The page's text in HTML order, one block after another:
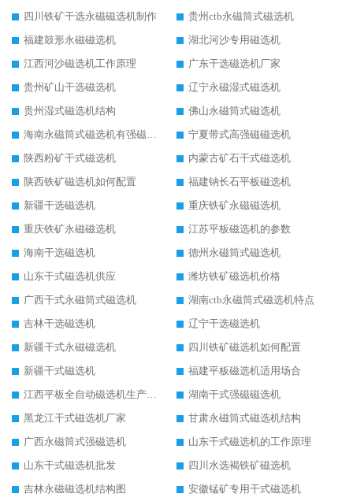
四川铁矿干选永磁磁选机制作
贵州ctb永磁筒式磁选机
福建鼓形永磁磁选机
湖北河沙专用磁选机
江西河沙磁选机工作原理
广东干选磁选机厂家
贵州矿山干选磁选机
辽宁永磁湿式磁选机
贵州湿式磁选机结构
佛山永磁筒式磁选机
海南永磁筒式磁选机有强磁的吗
宁夏带式高强磁磁选机
陕西粉矿干式磁选机
内蒙古矿石干式磁选机
陕西铁矿磁选机如何配置
福建钠长石平板磁选机
新疆干选磁选机
重庆铁矿永磁磁选机
重庆铁矿永磁磁选机
江苏平板磁选机的参数
海南干选磁选机
德州永磁筒式磁选机
山东干式磁选机供应
潍坊铁矿磁选机价格
广西干式永磁筒式磁选机
湖南ctb永磁筒式磁选机特点
吉林干选磁选机
辽宁干选磁选机
新疆干式永磁磁选机
四川铁矿磁选机如何配置
新疆干式磁选机
福建平板磁选机适用场合
江西平板全自动磁选机生产厂家
湖南干式强磁磁选机
黑龙江干式磁选机厂家
甘肃永磁筒式磁选机结构
广西永磁筒式强磁选机
山东干式磁选机的工作原理
山东干式磁选机批发
四川水选褐铁矿磁选机
吉林永磁磁选机结构图
安徽锰矿专用干式磁选机